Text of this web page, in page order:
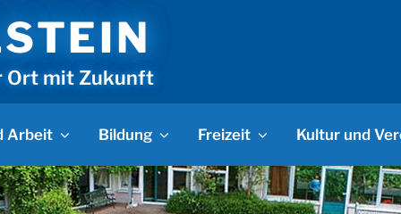
Ort mit Zukunft
Arbeit Bildung Freizeit Kultur und